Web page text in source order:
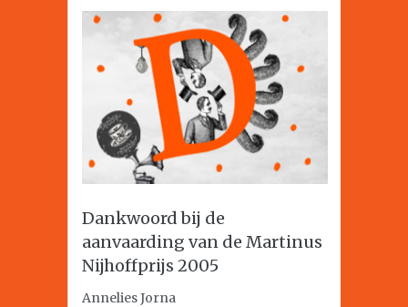
Dankwoord bij de
aanvaarding van de Martinus
Nijhoffprijs 2005
Annelies Jorna